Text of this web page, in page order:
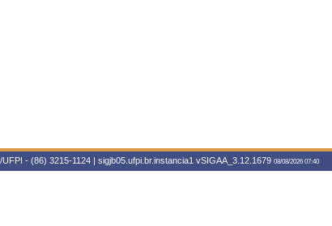
- (86) 3215-1124 | sigjb05.ufpi.br.instancia1 vSIGAA_3.12.1679 08/08/2026 07:40